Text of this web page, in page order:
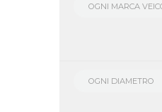
OGNI MARCA
OGNI DIAMETRO